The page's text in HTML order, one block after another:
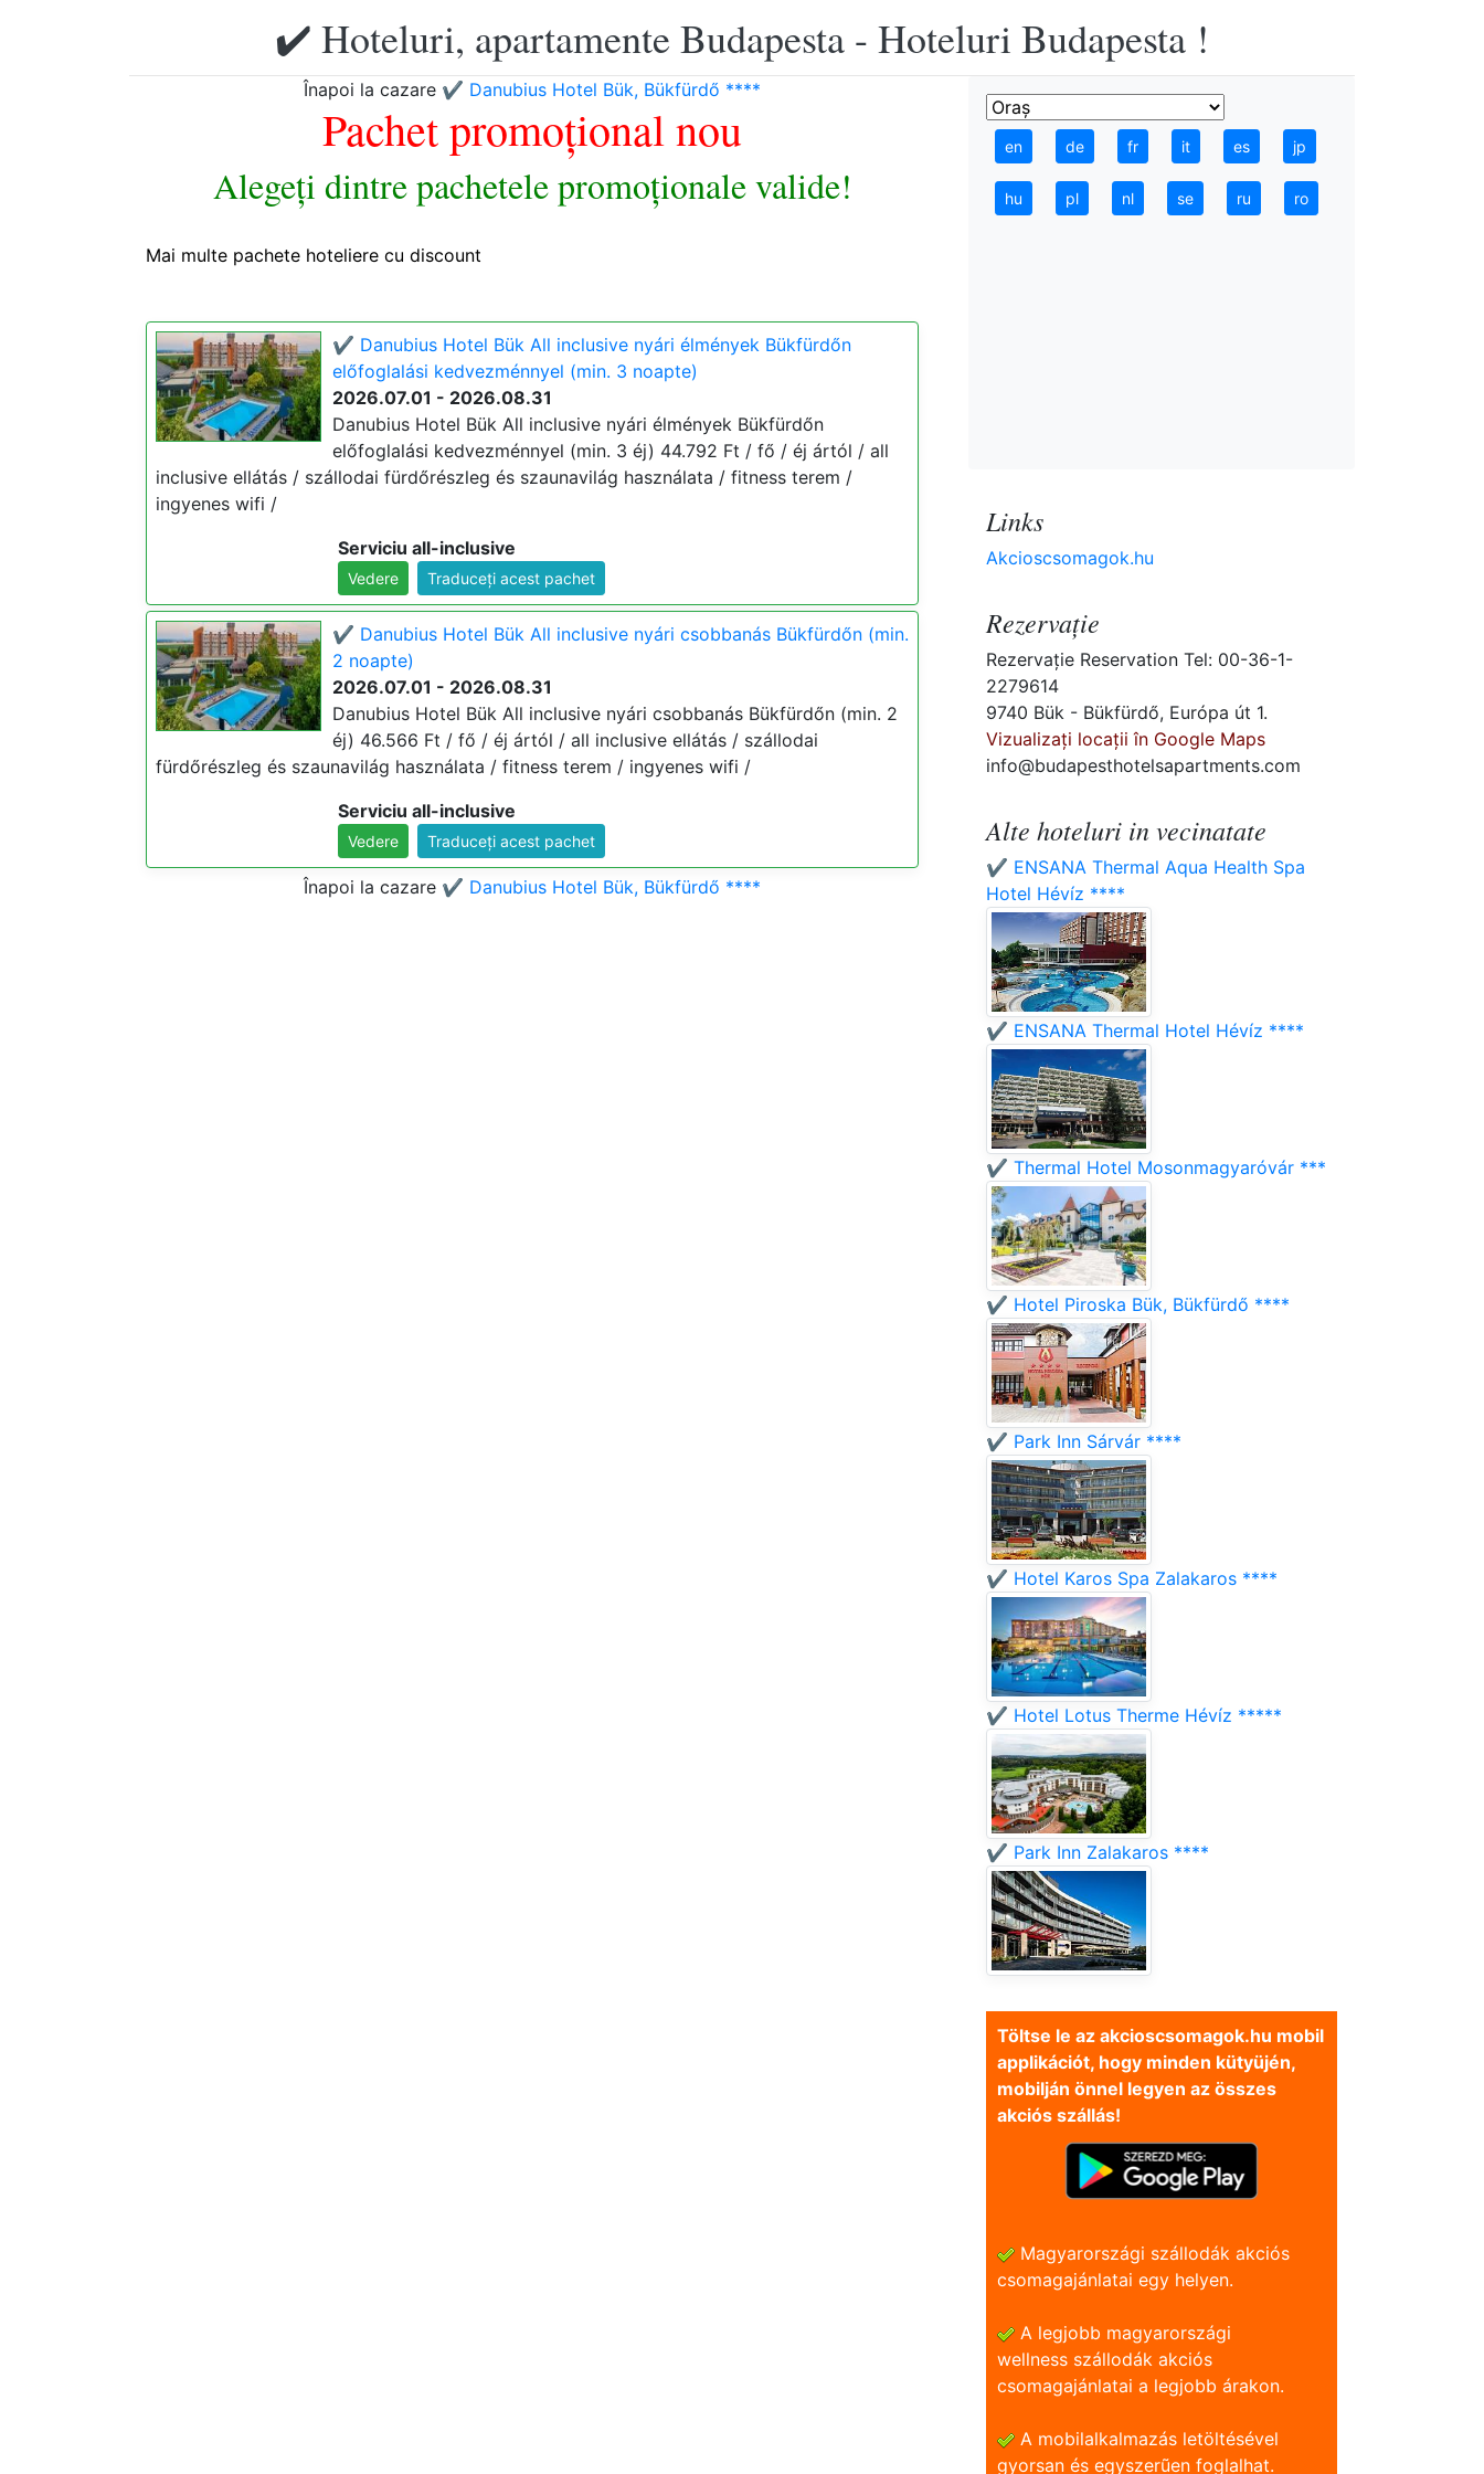
✔️ Hoteluri, apartamente Budapesta - Hoteluri Budapesta !
Înapoi la cazare ✔️ Danubius Hotel Bük, Bükfürdő ****
Pachet promoțional nou
Alegeți dintre pachetele promoționale valide!
Mai multe pachete hoteliere cu discount
✔️ Danubius Hotel Bük All inclusive nyári élmények Bükfürdőn
előfoglalási kedvezménnyel (min. 3 noapte)
2026.07.01 - 2026.08.31
Danubius Hotel Bük All inclusive nyári élmények Bükfürdőn
előfoglalási kedvezménnyel (min. 3 éj) 44.792 Ft / fő / éj ártól / all
inclusive ellátás / szállodai fürdőrészleg és szaunavilág használata / fitness terem /
ingyenes wifi /
Serviciu all-inclusive
Vedere Traduceți acest pachet
✔️ Danubius Hotel Bük All inclusive nyári csobbanás Bükfürdőn (min.
2 noapte)
2026.07.01 - 2026.08.31
Danubius Hotel Bük All inclusive nyári csobbanás Bükfürdőn (min. 2
éj) 46.566 Ft / fő / éj ártól / all inclusive ellátás / szállodai
fürdőrészleg és szaunavilág használata / fitness terem / ingyenes wifi /
Serviciu all-inclusive
Vedere Traduceți acest pachet
Înapoi la cazare ✔️ Danubius Hotel Bük, Bükfürdő ****
en de fr it es jp
hu pl nl se ru ro
Links
Akcioscsomagok.hu
Rezervaţie
Rezervaţie Reservation Tel: 00-36-1-
2279614
9740 Bük - Bükfürdő, Európa út 1.
Vizualizați locații în Google Maps
info@budapesthotelsapartments.com
Alte hoteluri in vecinatate
✔️ ENSANA Thermal Aqua Health Spa
Hotel Hévíz ****
✔️ ENSANA Thermal Hotel Hévíz ****
✔️ Thermal Hotel Mosonmagyaróvár ***
✔️ Hotel Piroska Bük, Bükfürdő ****
✔️ Park Inn Sárvár ****
✔️ Hotel Karos Spa Zalakaros ****
✔️ Hotel Lotus Therme Hévíz *****
✔️ Park Inn Zalakaros ****
Töltse le az akcioscsomagok.hu mobil
applikációt, hogy minden kütyüjén,
mobilján önnel legyen az összes
akciós szállás!
Magyarországi szállodák akciós
csomagajánlatai egy helyen.
A legjobb magyarországi
wellness szállodák akciós
csomagajánlatai a legjobb árakon.
A mobilalkalmazás letöltésével
gyorsan és egyszerũen foglalhat.